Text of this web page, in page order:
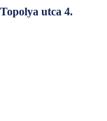
utca 4.